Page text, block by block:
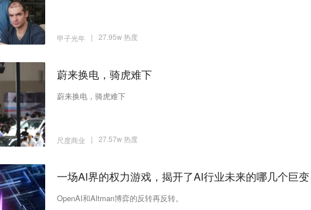
甲子光年 | 27.95w 热度
蔚来换电，骑虎难下
蔚来换电，骑虎难下
尺度商业 | 27.57w 热度
一场AI界的权力游戏，揭开了AI行业未来的哪几个巨变
OpenAI和Altman博弈的反转再反转。